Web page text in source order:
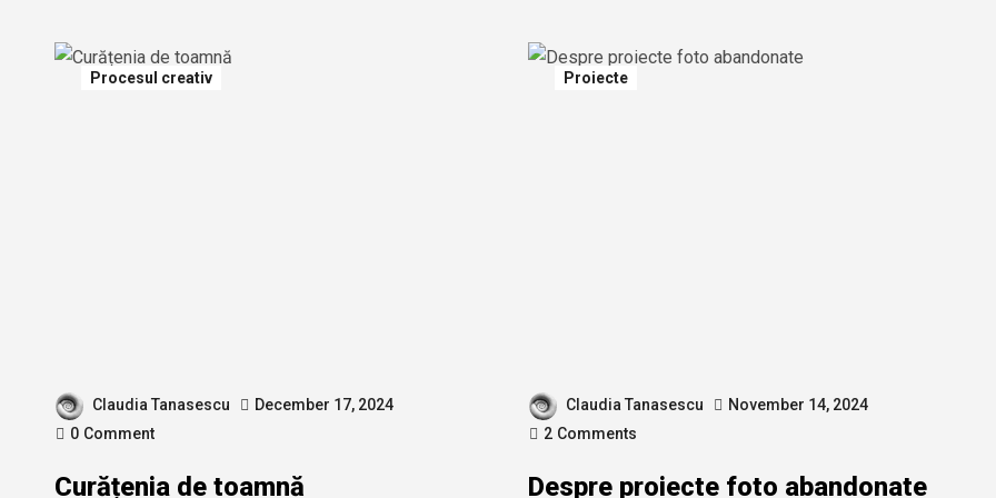
Procesul creativ
Claudia Tanasescu
December 17, 2024
0 Comment
Curățenia de toamnă
Proiecte
Claudia Tanasescu
November 14, 2024
2 Comments
Despre proiecte foto abandonate